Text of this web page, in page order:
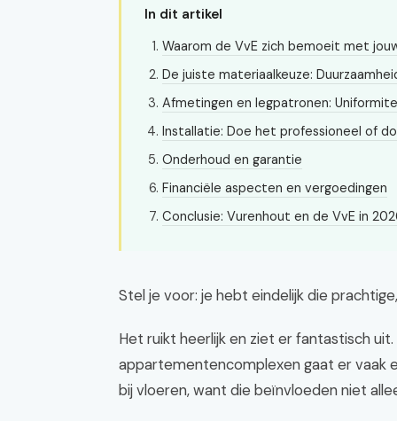
In dit artikel
Waarom de VvE zich bemoeit met
De juiste materiaalkeuze:
Afmetingen en legpatronen:
Installatie: Doe het professioneel of
Onderhoud en garantie
Financiële aspecten en vergoedingen
Conclusie: Vurenhout en de VvE in
Stel je voor: je hebt eindelijk die
Het ruikt heerlijk en ziet er fantastisch
appartementencomplexen gaat er vaak
bij vloeren, want die beïnvloeden niet